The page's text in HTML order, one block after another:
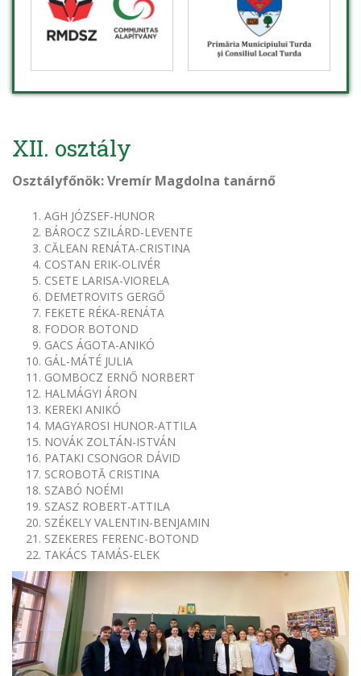
XII. osztály
Osztályfőnök: Vremír Magdolna tanárnő
AGH JÓZSEF-HUNOR
BÁROCZ SZILÁRD-LEVENTE
CĂLEAN RENÁTA-CRISTINA
COSTAN ERIK-OLIVÉR
CSETE LARISA-VIORELA
DEMETROVITS GERGŐ
FEKETE RÉKA-RENÁTA
FODOR BOTOND
GACS ÁGOTA-ANIKÓ
GÁL-MÁTÉ JULIA
GOMBOCZ ERNŐ NORBERT
HALMÁGYI ÁRON
KEREKI ANIKÓ
MAGYAROSI HUNOR-ATTILA
NOVÁK ZOLTÁN-ISTVÁN
PATAKI CSONGOR DÁVID
SCROBOTĂ CRISTINA
SZABÓ NOÉMI
SZASZ ROBERT-ATTILA
SZÉKELY VALENTIN-BENJAMIN
SZEKERES FERENC-BOTOND
TAKÁCS TAMÁS-ELEK